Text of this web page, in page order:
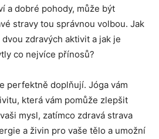
a dobré pohody, může být
stravy tou správnou volbou. Jak
zdravých aktivit a jak je
co nejvíce přínosů?
perfektně doplňují. Jóga vám
která vám pomůže zlepšit
mysl, zatímco zdravá strava
a živin pro vaše tělo a umožní